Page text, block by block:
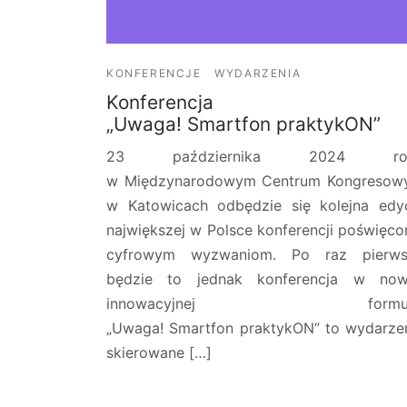
KONFERENCJE WYDARZENIA
Konferencja
„Uwaga! Smartfon praktykON”
23 października 2024
w Międzynarodowym Centrum
w Katowicach odbędzie się kolejna
największej w Polsce konferencji
cyfrowym wyzwaniom. Po raz
będzie to jednak konferencja w
innowacyjnej
„Uwaga! Smartfon praktykON” to
skierowane […]